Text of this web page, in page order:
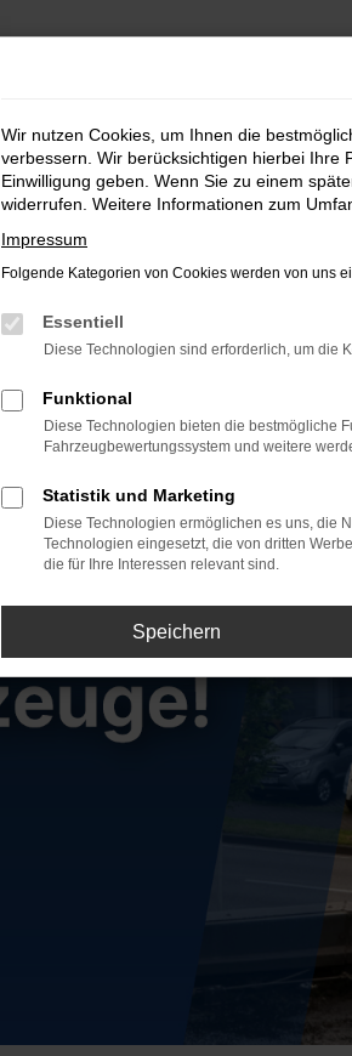
Wir nutzen Cookies, um Ihnen die
verbessern. Wir berücksichtigen hierbei Ihre
Einwilligung geben. Wenn Sie zu einem
widerrufen. Weitere Informationen zum
Impressum
Folgende Kategorien von Cookies werden von uns
Essentiell
Diese Technologien sind erforderlich, um die
Funktional
Diese Technologien bieten die bestmögliche
Fahrzeugbewertungssystem und weitere
Statistik und Marketing
Diese Technologien ermöglichen es uns, die
Technologien eingesetzt, die von dritten
die für Ihre Interessen relevant sind.
Speichern